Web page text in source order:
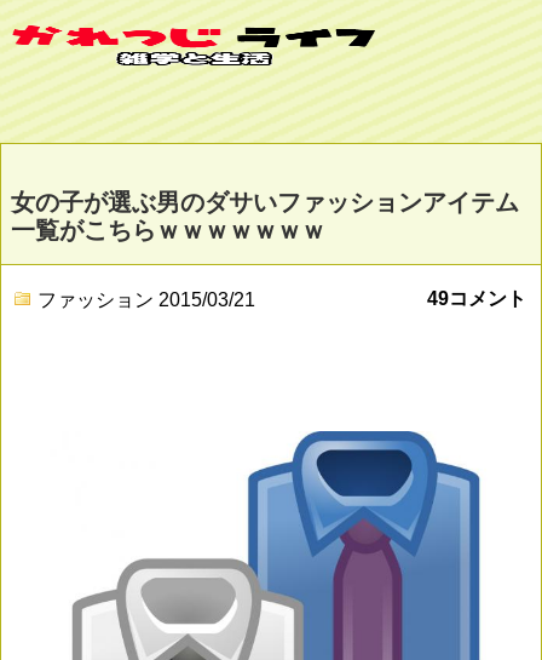
女の子が選ぶ男のダサいファッションアイテム
一覧がこちらｗｗｗｗｗｗｗ
ファッション 2015/03/21 49コメント